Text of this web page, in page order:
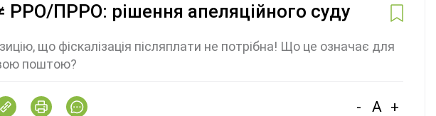
РРО/ПРРО: рішення апеляційного суду
що фіскалізація післяплати не потрібна! Що це означає для
поштою?
- A +